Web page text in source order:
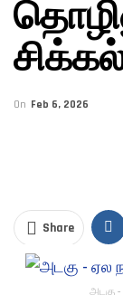
On Feb 6, 2026
Share
அடகு